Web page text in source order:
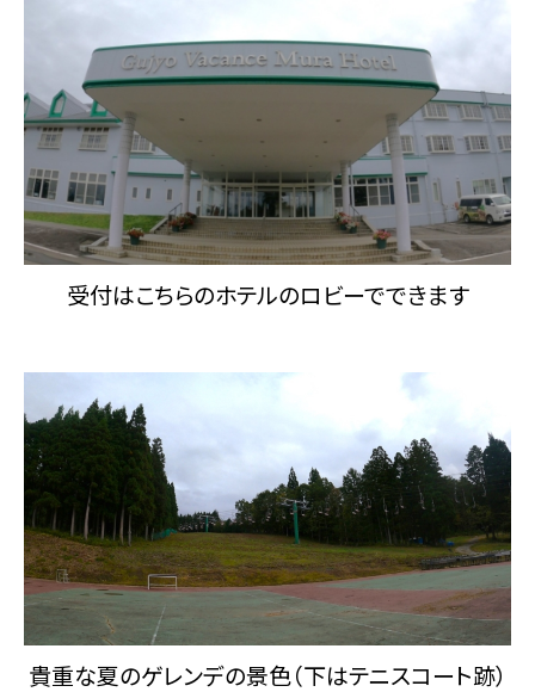
受付はこちらのホテルのロビーでできます
貴重な夏のゲレンデの景色（下はテニスコート跡）